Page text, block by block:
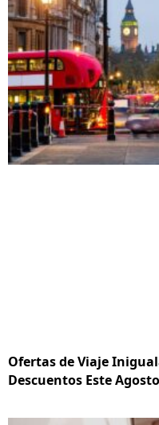
Ofertas de Viaje
Descuentos Este